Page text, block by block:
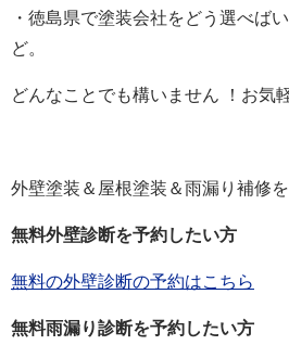
・徳島県で塗装会社をどう選べば
ど。
どんなことでも構いません ！お気
外壁塗装＆屋根塗装＆雨漏り補修を
無料外壁診断を予約したい方
無料の外壁診断の予約はこちら
無料雨漏り診断を予約したい方